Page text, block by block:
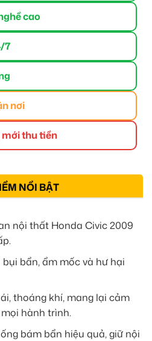
cao
7
nơi
thu tiền
NỔI BẬT
nội thất Honda Civic 2009
bụi bẩn, ẩm mốc và hư hại
thoáng khí, mang lại cảm
hành trình.
bám bẩn hiệu quả, giữ nội